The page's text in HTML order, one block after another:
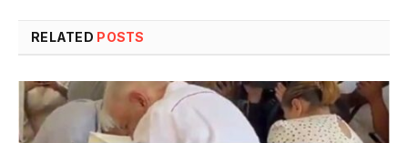
RELATED POSTS